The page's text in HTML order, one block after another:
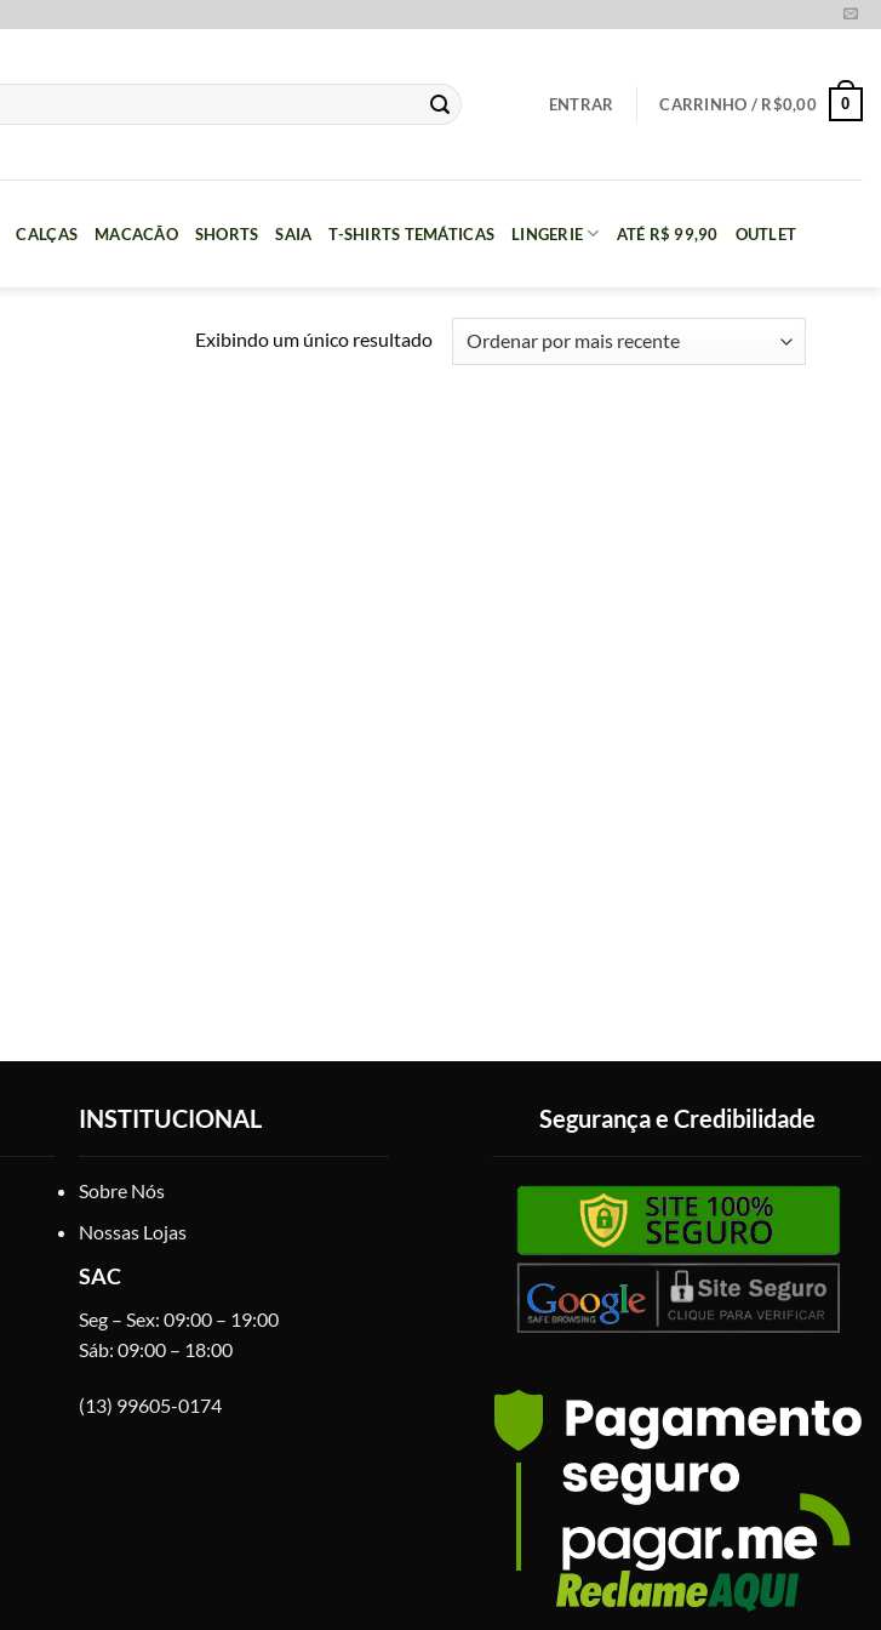
ENTRAR CARRINHO / R$0,00 0
CALÇAS MACACÃO SHORTS SAIA T-SHIRTS TEMÁTICAS LINGERIE ATÉ R$ 99,90 OUTLET
Exibindo um único resultado
INSTITUCIONAL
Sobre Nós
Nossas Lojas
SAC
Seg – Sex: 09:00 – 19:00
Sáb: 09:00 – 18:00
(13) 99605-0174
Segurança e Credibilidade